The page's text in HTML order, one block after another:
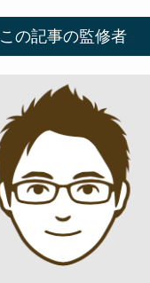
この記事の監修者